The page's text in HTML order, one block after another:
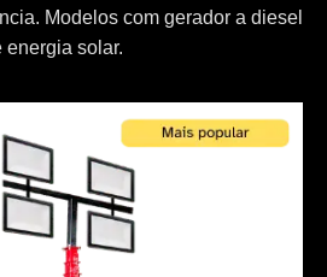
Modelos com gerador a diesel
energia solar.